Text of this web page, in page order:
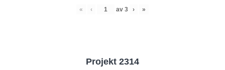
« ‹ av 3 › »
Projekt 2314